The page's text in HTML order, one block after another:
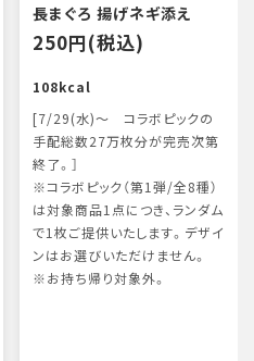
長まぐろ 揚げネギ添え
250円(税込)
108kcal
[7/29(水)～ コラボピックの
手配総数27万枚分が完売次第
終了。］
※コラボピック（第1弾/全8種）
は対象商品1点につき、ランダム
で1枚ご提供いたします。デザイ
ンはお選びいただけません。
※お持ち帰り対象外。